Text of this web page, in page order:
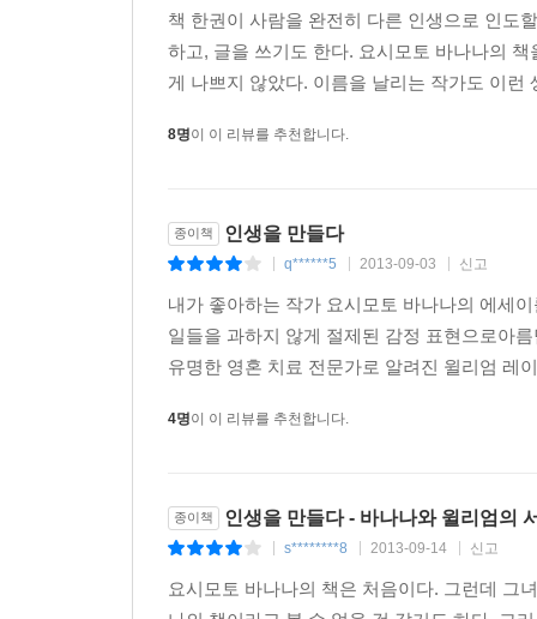
-요시모토 바나나-
1 '키친' 이후 최근작까지 전 세계적인 베스트셀
우선의 사고방식이 팽배하지요. 그래서 젊은 사
- 윌리엄이 ‘과거를 보다’라는 프로그램을 진행
알고 놀랐습니다. 스스로 ‘왜 이렇게 되었을까?’
감동했습니다.
윌리엄은 아주 성실한 사람입니다. 그의 삶을 진심
- 어쨌든 건강하고 거짓 없이, 죽을 때 후회 없는
생각하게 해줍니다. 그렇다면 선생님이 인생에서
- 사랑입니다.
사랑의 열매가 풍성하게 맺기 위해서는 돈과
토대로 한 자신만의 튼튼한 집을 마음속에 간직해
책 한권이 사람을 완전히 다른 인생으로 인도
하고, 글을 쓰기도 한다. 요시모토 바나나의
게 나쁘지 않았다. 이름을 날리는 작가도 이
8명이 이 리뷰를 추천합니다.
종이책 인생을 만들다
q******5 2013-09-03 신고
내가 좋아하는 작가 요시모토 바나나의 에세
일들을 과하지 않게 절제된 감정 표현으로아
유명한 영혼 치료 전문가로 알려진 윌리엄 레
4명이 이 리뷰를 추천합니다.
종이책 인생을 만들다 - 바나나와 윌리엄의
s********8 2013-09-14 신고
요시모토 바나나의 책은 처음이다. 그런데 그